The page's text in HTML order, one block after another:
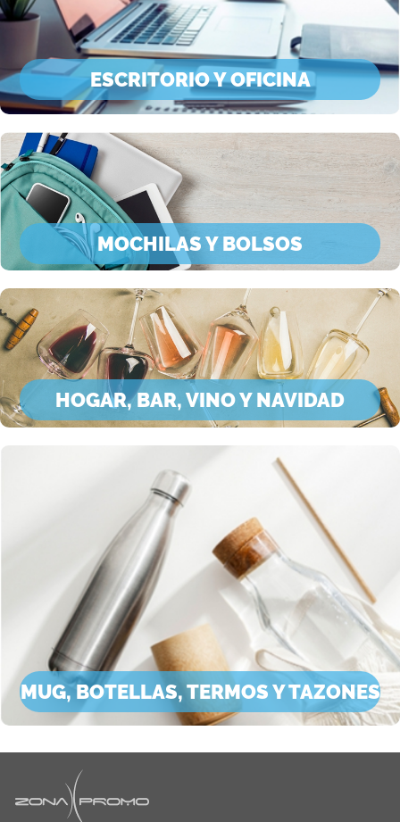
ESCRITORIO Y OFICINA
MOCHILAS Y BOLSOS
HOGAR, BAR, VINO Y NAVIDAD
MUG, BOTELLAS, TERMOS Y TAZONES